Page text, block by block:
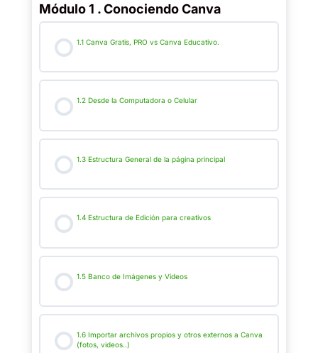
Módulo 1 . Conociendo Canva
1.1 Canva Gratis, PRO vs Canva Educativo.
1.2 Desde la Computadora o Celular
1.3 Estructura General de la página principal
1.4 Estructura de Edición para creativos
1.5 Banco de Imágenes y Videos
1.6 Importar archivos propios y otros externos a Canva
(fotos, videos..)